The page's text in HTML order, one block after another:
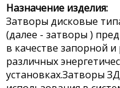
Назначение изделия:
Затворы дисковые
(далее - затворы )
в качестве запорной
различных
установках.Затворы